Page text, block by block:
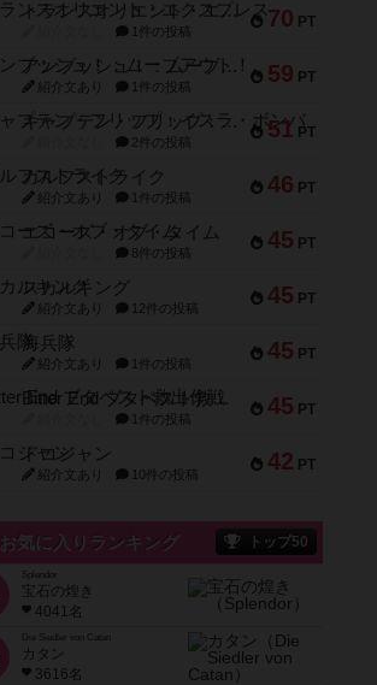
70 PT
トランスオリエント・エクスプレス
1件の投稿
59 PT
アンブッシュ！：ムーブアウト！
紹介文あり 1件の投稿
51 PT
キャプテン・フリップ：イスラ・ボンバ
2件の投稿
46 PT
ガルフストライク
紹介文あり 1件の投稿
45 PT
エコーズ・オブ・タイム
8件の投稿
45 PT
スカルキング
紹介文あり 12件の投稿
45 PT
海兵隊
紹介文あり 1件の投稿
45 PT
Bitter End ブタペスト救出作戦
1件の投稿
42 PT
ドコジャン
紹介文あり 10件の投稿
お気に入りランキング トップ50
宝石の煌き
4041名
Die Siedler von Catan
カタン
3616名